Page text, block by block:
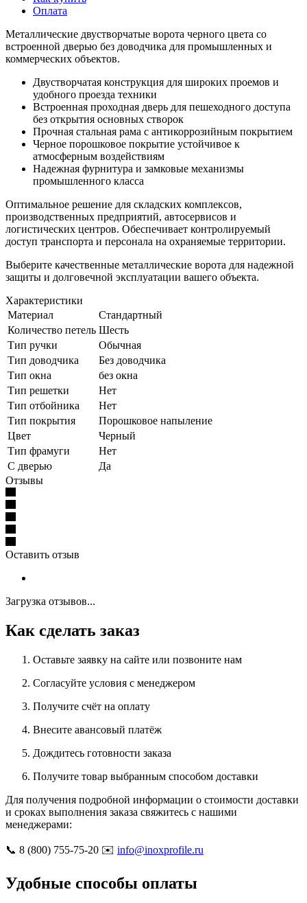
Оплата
Металлические двустворчатые ворота черного цвета со
встроенной дверью без доводчика для промышленных и
коммерческих объектов.
Двустворчатая конструкция для широких проемов и
удобного проезда техники
Встроенная проходная дверь для пешеходного доступа
без открытия основных створок
Прочная стальная рама с антикоррозийным покрытием
Черное порошковое покрытие устойчивое к
атмосферным воздействиям
Надежная фурнитура и замковые механизмы
промышленного класса
Оптимальное решение для складских комплексов,
производственных предприятий, автосервисов и
логистических центров. Обеспечивает контролируемый
доступ транспорта и персонала на охраняемые территории.
Выберите качественные металлические ворота для надежной
защиты и долговечной эксплуатации вашего объекта.
Характеристики
Материал
Стандартный
Количество петель Шесть
Тип ручки
Обычная
Тип доводчика
Без доводчика
Тип окна
без окна
Тип решетки
Нет
Тип отбойника
Нет
Тип покрытия
Порошковое напыление
Цвет
Черный
Тип фрамуги
Нет
С дверью
Да
Отзывы
Оставить отзыв
Загрузка отзывов...
Как сделать заказ
Оставьте заявку на сайте или позвоните нам
Согласуйте условия с менеджером
Получите счёт на оплату
Внесите авансовый платёж
Дождитесь готовности заказа
Получите товар выбранным способом доставки
Для получения подробной информации о стоимости доставки
и сроках выполнения заказа свяжитесь с нашими
менеджерами:
📞 8 (800) 755-75-20 ✉️ info@inoxprofile.ru
Удобные способы оплаты